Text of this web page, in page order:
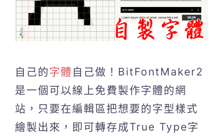
自己的字體 自己做！BitFontMaker2
是一個可以線上免費製作字體的網
站，只要在編輯區把想要的字型樣式
繪製出來，即可轉存成True Type字